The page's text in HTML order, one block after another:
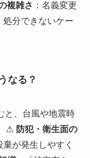
複雑さ ：名義変更
分できないケー
なる？
と、台風や地震時
⚠ 防犯・衛生面の
棄が発生しやすく